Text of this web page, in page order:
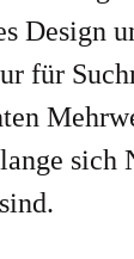
Design
für
sich